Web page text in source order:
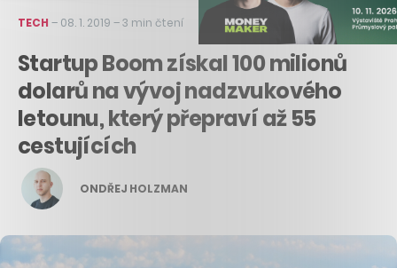
TECH – 08. 1. 2019 –3 min čtení
Startup Boom získal 100 milionů
dolarů na vývoj nadzvukového
letounu, který přepraví až 55
cestujících
ONDŘEJ HOLZMAN